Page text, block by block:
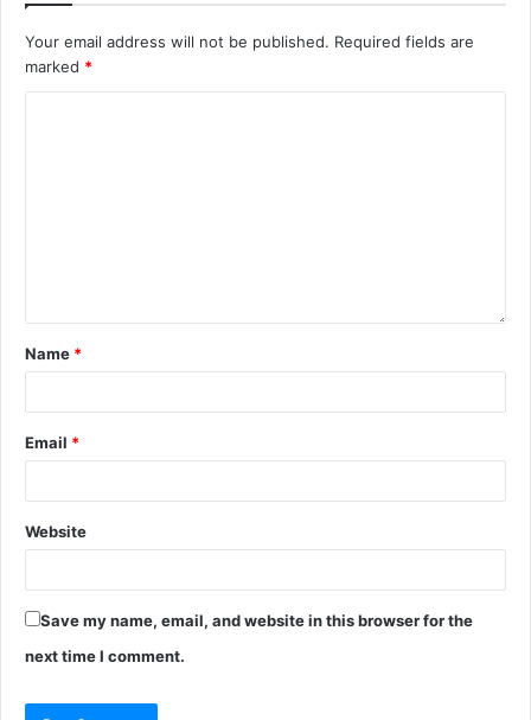
Your email address will not be published. Required fields are
marked *
Name *
Email *
Website
Save my name, email, and website in this browser for the
next time I comment.